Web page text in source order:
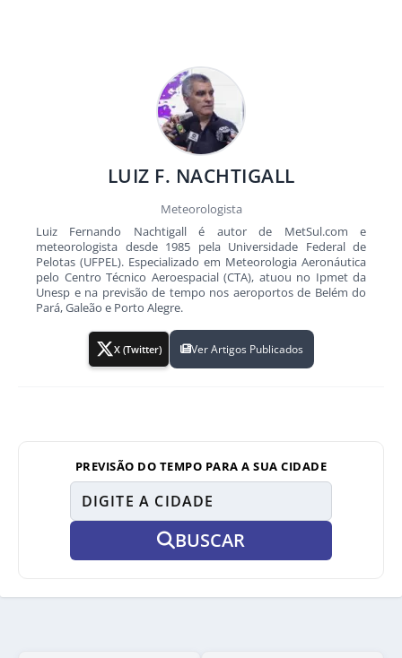
LUIZ F. NACHTIGALL
Meteorologista
Luiz Fernando Nachtigall é autor de MetSul.com e
meteorologista desde 1985 pela Universidade Federal de
Pelotas (UFPEL). Especializado em Meteorologia Aeronáutica
pelo Centro Técnico Aeroespacial (CTA), atuou no Ipmet da
Unesp e na previsão de tempo nos aeroportos de Belém do
Pará, Galeão e Porto Alegre.
X (Twitter) Ver Artigos Publicados
PREVISÃO DO TEMPO PARA A SUA CIDADE
BUSCAR